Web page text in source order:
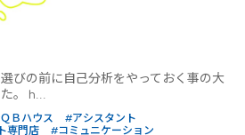
びの前に自己分析をやっておく事の大
。 h...
Ｂハウス
#アシスタント
専門店
#コミュニケーション